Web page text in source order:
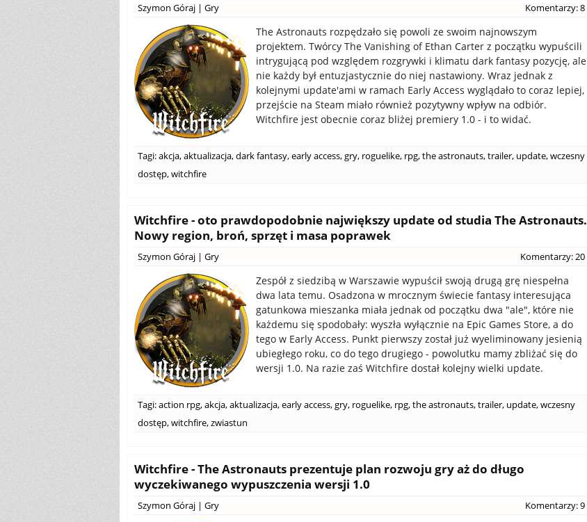
Szymon Góraj | Gry Komentarzy: 8
The Astronauts rozpędzało się powoli ze swoim najnowszym
projektem. Twórcy The Vanishing of Ethan Carter z początku wypuścili
intrygującą pod względem rozgrywki i klimatu dark fantasy pozycję, ale
nie każdy był entuzjastycznie do niej nastawiony. Wraz jednak z
kolejnymi update'ami w ramach Early Access wyglądało to coraz lepiej,
przejście na Steam miało również pozytywny wpływ na odbiór.
Witchfire jest obecnie coraz bliżej premiery 1.0 - i to widać.
Tagi:akcja,aktualizacja,dark fantasy,early access,gry, roguelike, rpg,the astronauts,trailer, update,wczesny
dostęp,witchfire
Witchfire - oto prawdopodobnie największy update od studia The Astronauts.
Nowy region, broń, sprzęt i masa poprawek
Szymon Góraj | Gry Komentarzy: 20
Zespół z siedzibą w Warszawie wypuścił swoją drugą grę niespełna
dwa lata temu. Osadzona w mrocznym świecie fantasy interesująca
gatunkowa mieszanka miała jednak od początku dwa "ale", które nie
każdemu się spodobały: wyszła wyłącznie na Epic Games Store, a do
tego w Early Access. Punkt pierwszy został już wyeliminowany jesienią
ubiegłego roku, co do tego drugiego - powolutku mamy zbliżać się do
wersji 1.0. Na razie zaś Witchfire dostał kolejny wielki update.
Tagi:action rpg,akcja,aktualizacja,early access,gry, roguelike, rpg,the astronauts,trailer, update,wczesny
dostęp,witchfire,zwiastun
Witchfire - The Astronauts prezentuje plan rozwoju gry aż do długo
wyczekiwanego wypuszczenia wersji 1.0
Szymon Góraj | Gry Komentarzy: 9